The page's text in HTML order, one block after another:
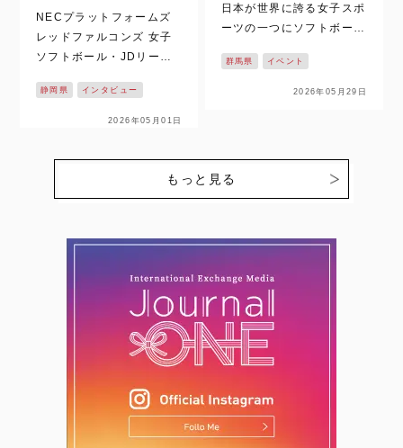
NECプラットフォームズ
レッドファルコンズ 女子
ソフトボール・JDリーグ
開幕！！ 静岡県掛川市を
拠点に活動し、悲願の日本
コンズ】の戦いが始まりま
す。ここでは、個性豊かな
静岡県 インタビュー
2026年05月01日
日本が世界に誇る女子スポ
ーツの一つにソフトボール
くの国際大会でも、表彰台
に上がってきた日本代表。
群馬県 イベント
2026年05月29日
もっと見る